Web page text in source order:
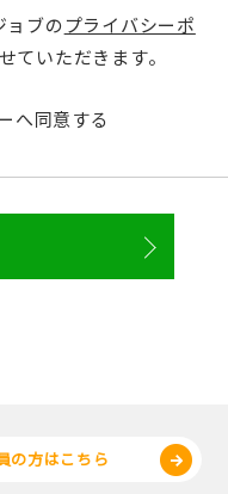
ョブのプライバシーポ
ていただきます。
へ同意する
の方はこちら